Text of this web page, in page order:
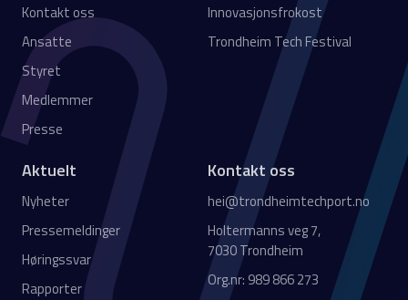
Kontakt oss
Ansatte
Styret
Medlemmer
Presse
Innovasjonsfrokost
Trondheim Tech Festival
Aktuelt
Nyheter
Pressemeldinger
Høringssvar
Rapporter
Kontakt oss
hei@trondheimtechport.no
Holtermanns veg 7,
7030 Trondheim
Org.nr: 989 866 273